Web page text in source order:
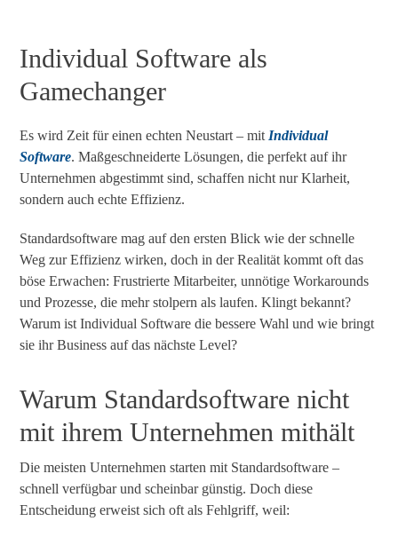
Individual Software als
Gamechanger
Es wird Zeit für einen echten Neustart – mit Individual
Software. Maßgeschneiderte Lösungen, die perfekt auf ihr
Unternehmen abgestimmt sind, schaffen nicht nur Klarheit,
sondern auch echte Effizienz.
Standardsoftware mag auf den ersten Blick wie der schnelle
Weg zur Effizienz wirken, doch in der Realität kommt oft das
böse Erwachen: Frustrierte Mitarbeiter, unnötige Workarounds
und Prozesse, die mehr stolpern als laufen. Klingt bekannt?
Warum ist Individual Software die bessere Wahl und wie bringt
sie ihr Business auf das nächste Level?
Warum Standardsoftware nicht
mit ihrem Unternehmen mithält
Die meisten Unternehmen starten mit Standardsoftware –
schnell verfügbar und scheinbar günstig. Doch diese
Entscheidung erweist sich oft als Fehlgriff, weil: